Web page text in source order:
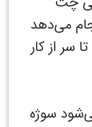
می‌دهد
سر از کار
سوژه